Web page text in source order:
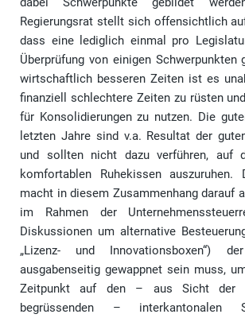
Regierungsrat stellt sich offensichtlich
dass eine lediglich einmal pro
Überprüfung von einigen Schwerpunkten
wirtschaftlich besseren Zeiten ist es
finanziell schlechtere Zeiten zu rüsten
für Konsolidierungen zu nutzen. Die
letzten Jahre sind v.a. Resultat der
und sollten nicht dazu verführen, auf
komfortablen Ruhekissen auszuruhen.
macht in diesem Zusammenhang darauf
im Rahmen der
Diskussionen um alternative
„Lizenz- und Innovationsboxen“)
ausgabenseitig gewappnet sein muss,
Zeitpunkt auf den – aus Sicht der
begrüssenden – interkantonalen